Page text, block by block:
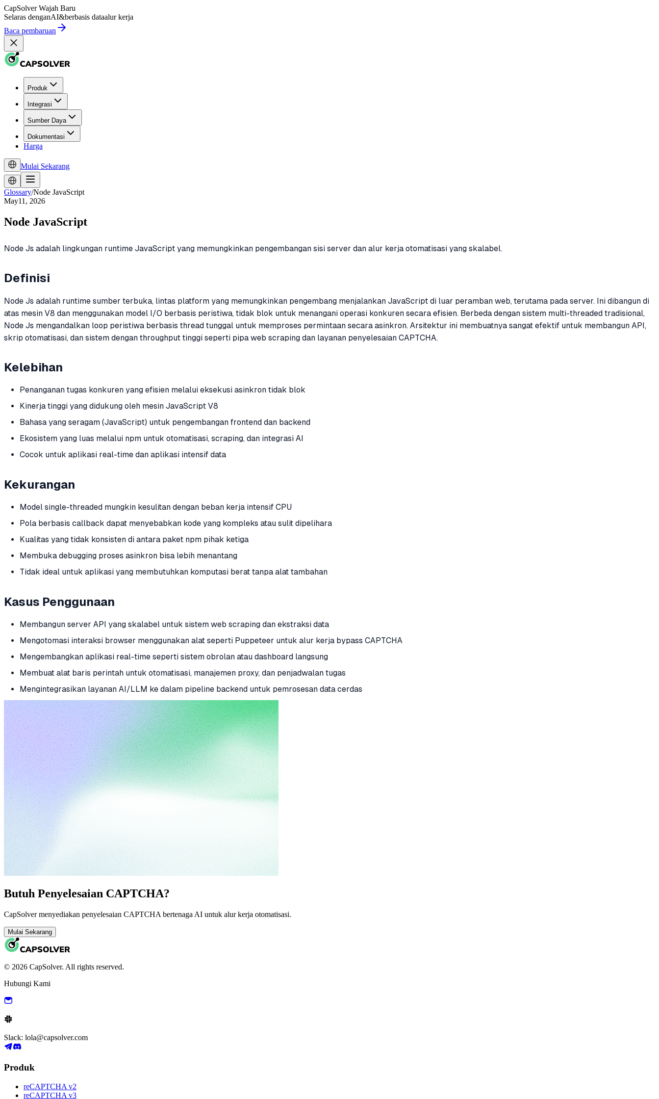
CapSolver Wajah Baru
Selaras denganAI&berbasis dataalur kerja
Baca pembaruan
Produk
Integrasi
Sumber Daya
Dokumentasi
Harga
Mulai Sekarang
Glossary/Node JavaScript
May11, 2026
Node JavaScript
Node Js adalah lingkungan runtime JavaScript yang memungkinkan pengembangan sisi server dan alur kerja otomatisasi yang skalabel.
Definisi
Node Js adalah runtime sumber terbuka, lintas platform yang memungkinkan pengembang menjalankan JavaScript di luar peramban web, terutama pada server. Ini dibangun di
atas mesin V8 dan menggunakan model I/O berbasis peristiwa, tidak blok untuk menangani operasi konkuren secara efisien. Berbeda dengan sistem multi-threaded tradisional,
Node Js mengandalkan loop peristiwa berbasis thread tunggal untuk memproses permintaan secara asinkron. Arsitektur ini membuatnya sangat efektif untuk membangun API,
skrip otomatisasi, dan sistem dengan throughput tinggi seperti pipa web scraping dan layanan penyelesaian CAPTCHA.
Kelebihan
Penanganan tugas konkuren yang efisien melalui eksekusi asinkron tidak blok
Kinerja tinggi yang didukung oleh mesin JavaScript V8
Bahasa yang seragam (JavaScript) untuk pengembangan frontend dan backend
Ekosistem yang luas melalui npm untuk otomatisasi, scraping, dan integrasi AI
Cocok untuk aplikasi real-time dan aplikasi intensif data
Kekurangan
Model single-threaded mungkin kesulitan dengan beban kerja intensif CPU
Pola berbasis callback dapat menyebabkan kode yang kompleks atau sulit dipelihara
Kualitas yang tidak konsisten di antara paket npm pihak ketiga
Membuka debugging proses asinkron bisa lebih menantang
Tidak ideal untuk aplikasi yang membutuhkan komputasi berat tanpa alat tambahan
Kasus Penggunaan
Membangun server API yang skalabel untuk sistem web scraping dan ekstraksi data
Mengotomasi interaksi browser menggunakan alat seperti Puppeteer untuk alur kerja bypass CAPTCHA
Mengembangkan aplikasi real-time seperti sistem obrolan atau dashboard langsung
Membuat alat baris perintah untuk otomatisasi, manajemen proxy, dan penjadwalan tugas
Mengintegrasikan layanan AI/LLM ke dalam pipeline backend untuk pemrosesan data cerdas
Butuh Penyelesaian CAPTCHA?
CapSolver menyediakan penyelesaian CAPTCHA bertenaga AI untuk alur kerja otomatisasi.
Mulai Sekarang
© 2026 CapSolver. All rights reserved.
Hubungi Kami
Slack: lola@capsolver.com
Produk
reCAPTCHA v2
reCAPTCHA v3